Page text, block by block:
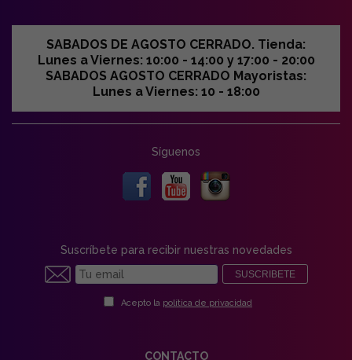
SABADOS DE AGOSTO CERRADO. Tienda:
Lunes a Viernes: 10:00 - 14:00 y 17:00 - 20:00
SABADOS AGOSTO CERRADO Mayoristas:
Lunes a Viernes: 10 - 18:00
Síguenos
Suscríbete para recibir nuestras novedades
SUSCRIBETE
Acepto la política de privacidad
CONTACTO